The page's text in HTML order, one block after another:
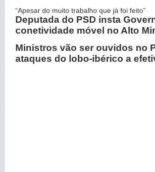
“Apesar do muito trabalho que já foi feito”
Deputada do PSD insta
conetividade móvel no Alto
Ministros vão ser ouvidos no
ataques do lobo-ibérico a